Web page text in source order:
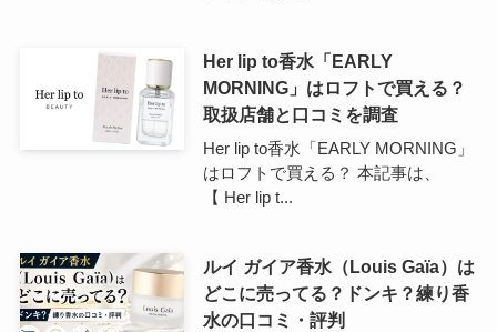
Her lip to香水「EARLY
MORNING」はロフトで買える？
取扱店舗と口コミを調査
Her lip to香水「EARLY MORNING」
はロフトで買える？ 本記事は、
【 Her lip t...
ルイ ガイア香水（Louis Gaïa）は
どこに売ってる？ドンキ？練り香
水の口コミ・評判